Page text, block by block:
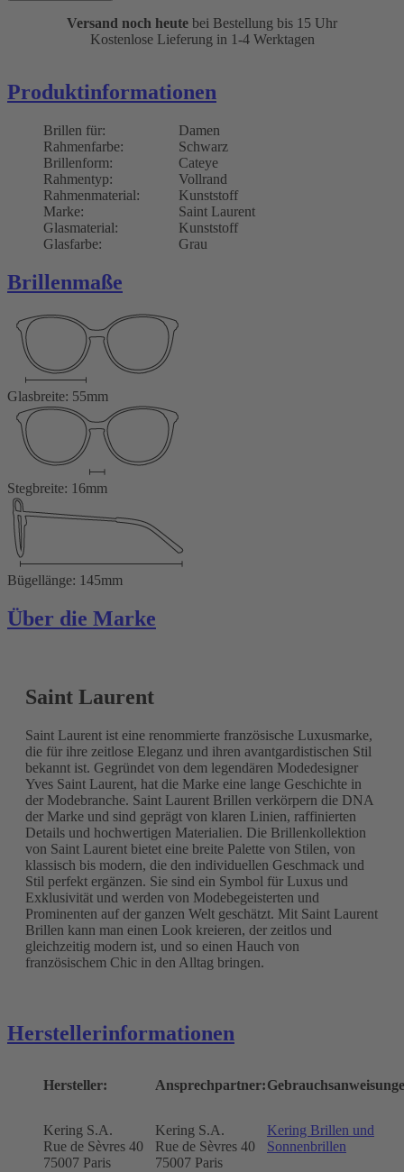
Versand noch heute bei Bestellung bis 15 Uhr
Kostenlose Lieferung in 1-4 Werktagen
Produktinformationen
Brillen für:
Damen
Rahmenfarbe:
Schwarz
Brillenform:
Cateye
Rahmentyp:
Vollrand
Rahmenmaterial:
Kunststoff
Marke:
Saint Laurent
Glasmaterial:
Kunststoff
Glasfarbe:
Grau
Brillenmaße
Glasbreite: 55mm
Stegbreite: 16mm
Bügellänge: 145mm
Über die Marke
Saint Laurent
Saint Laurent ist eine renommierte französische Luxusmarke,
die für ihre zeitlose Eleganz und ihren avantgardistischen Stil
bekannt ist. Gegründet von dem legendären Modedesigner
Yves Saint Laurent, hat die Marke eine lange Geschichte in
der Modebranche. Saint Laurent Brillen verkörpern die DNA
der Marke und sind geprägt von klaren Linien, raffinierten
Details und hochwertigen Materialien. Die Brillenkollektion
von Saint Laurent bietet eine breite Palette von Stilen, von
klassisch bis modern, die den individuellen Geschmack und
Stil perfekt ergänzen. Sie sind ein Symbol für Luxus und
Exklusivität und werden von Modebegeisterten und
Prominenten auf der ganzen Welt geschätzt. Mit Saint Laurent
Brillen kann man einen Look kreieren, der zeitlos und
gleichzeitig modern ist, und so einen Hauch von
französischem Chic in den Alltag bringen.
Herstellerinformationen
Hersteller:
Kering S.A.
Rue de Sèvres 40
75007 Paris
Ansprechpartner:
Kering S.A.
Rue de Sèvres 40
75007 Paris
Kering Brillen und
Sonnenbrillen